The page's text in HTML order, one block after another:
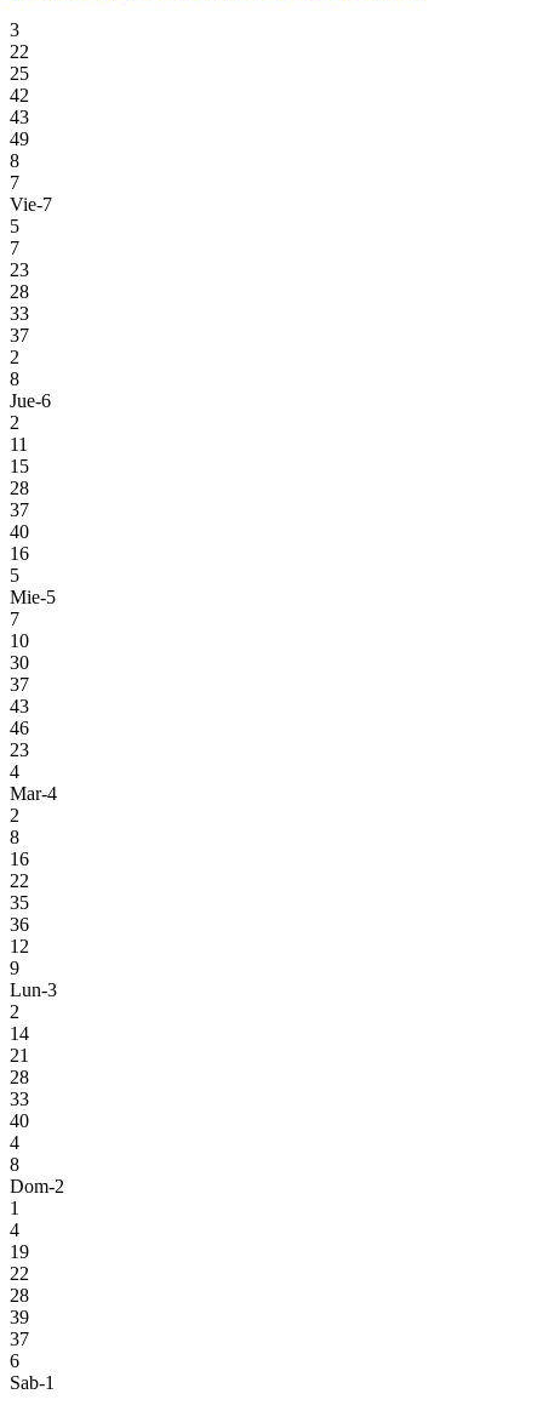
3
22
25
42
43
49
8
7
Vie-7
5
7
23
28
33
37
2
8
Jue-6
2
11
15
28
37
40
16
5
Mie-5
7
10
30
37
43
46
23
4
Mar-4
2
8
16
22
35
36
12
9
Lun-3
2
14
21
28
33
40
4
8
Dom-2
1
4
19
22
28
39
37
6
Sab-1